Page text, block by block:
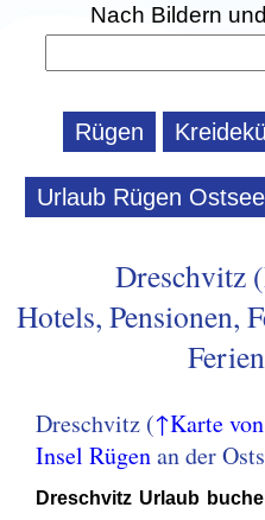
Nach Bildern
Rügen
Urlaub Rügen Ostsee
Dreschvitz
Hotels, Pensionen,
Dreschvitz (↑Karte
Insel Rügenan der
Dreschvitz Urlaub